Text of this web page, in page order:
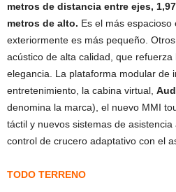
metros de distancia entre ejes,
metros de alto. Es el más
exteriormente es más pequeño.
acústico de alta calidad, que
elegancia. La plataforma modular de
entretenimiento, la cabina virtual,
denomina la marca), el nuevo MMI
táctil y nuevos sistemas de
control de crucero adaptativo con el
TODO TERRENO